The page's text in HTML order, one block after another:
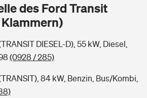
gefährdet ist Ihr Haus?
Geld bekomme ich im Alter?
des Ford Transit
DIESEL-D), 55 kW, Diesel,
(0928 / 285)
84 kW, Benzin, Bus/Kombi,